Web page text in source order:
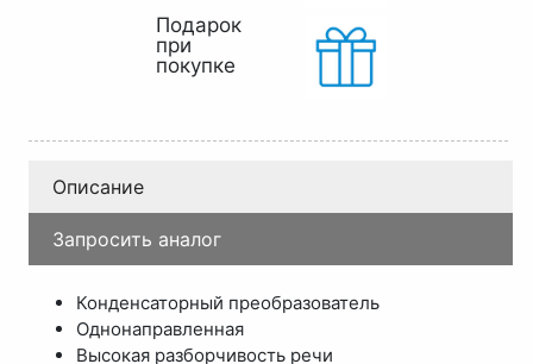
Подарок
при
покупке
Описание
Запросить аналог
Конденсаторный преобразователь
Однонаправленная
Высокая разборчивость речи